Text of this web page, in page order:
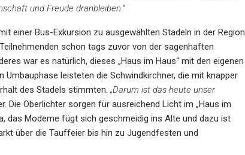
und Freude dranbleiben.“
einer Bus-Exkursion zu ausgewählten Stadeln in der Region
schon tags zuvor von der sagenhaften
war es natürlich, dieses „Haus im Haus“ mit den eigenen
leisteten die Schwindkirchner, die mit knapper
des Stadels stimmten. „Darum ist das heute unser
Die Oberlichter sorgen für ausreichend Licht im „Haus im
das Moderne fügt sich geschmeidig ins Alte und dazu ist
über die Tauffeier bis hin zu Jugendfesten und